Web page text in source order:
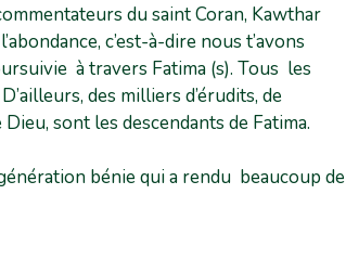
du saint Coran, Kawthar
c’est-à-dire nous t’avons
à travers Fatima (s). Tous les
des milliers d’érudits, de
sont les descendants de Fatima.
bénie qui a rendu beaucoup de